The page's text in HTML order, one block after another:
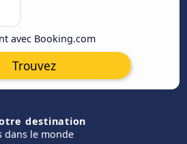
avec Booking.com
Trouvez
destination
dans le monde